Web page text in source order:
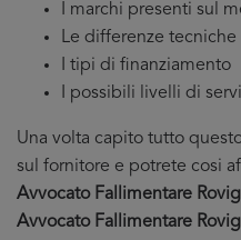
I marchi presenti sul
Le differenze tecniche
I tipi di finanziamento
I possibili livelli di
Una volta capito tutto
sul fornitore e potrete cosi
Avvocato Fallimentare
Avvocato Fallimentare